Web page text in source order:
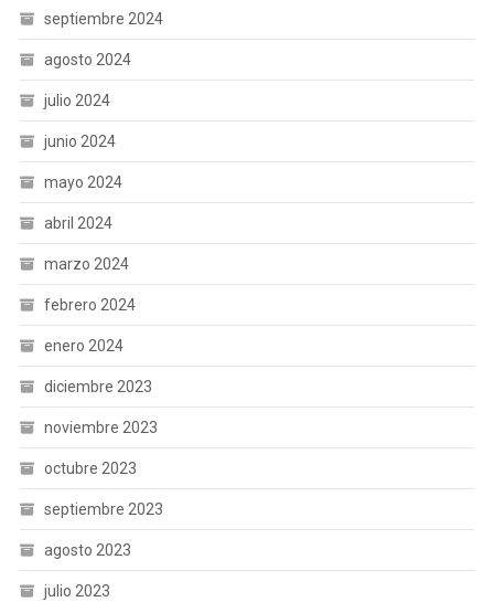
septiembre 2024
agosto 2024
julio 2024
junio 2024
mayo 2024
abril 2024
marzo 2024
febrero 2024
enero 2024
diciembre 2023
noviembre 2023
octubre 2023
septiembre 2023
agosto 2023
julio 2023